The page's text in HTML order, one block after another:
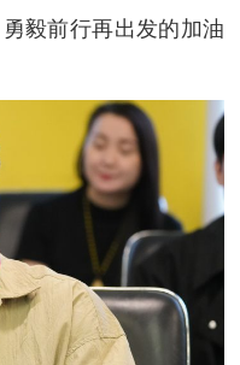
毅前行再出发的加油